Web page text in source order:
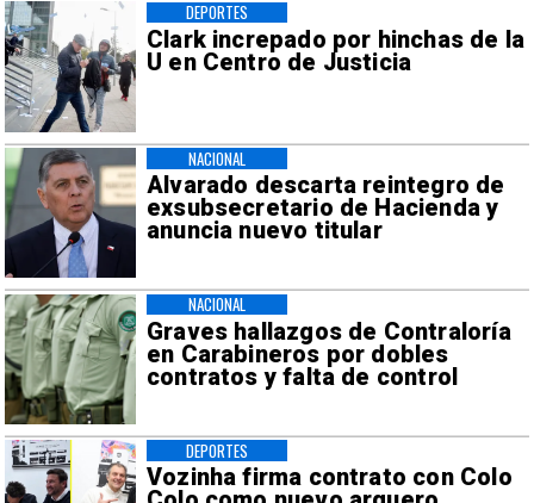
Clark increpado por hinchas de la
U en Centro de Justicia
DEPORTES
Alvarado descarta reintegro de
exsubsecretario de Hacienda y
anuncia nuevo titular
NACIONAL
Graves hallazgos de Contraloría
en Carabineros por dobles
contratos y falta de control
NACIONAL
Vozinha firma contrato con Colo
DEPORTES